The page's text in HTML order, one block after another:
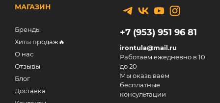
МАГАЗИН
Бренды
Хиты продаж🔥
О нас
Отзывы
Блог
Доставка
+7 (953) 951 96 81
irontula@mail.ru
Работаем ежедневно в 10
до 20
Мы оказываем
бесплатные
консультации